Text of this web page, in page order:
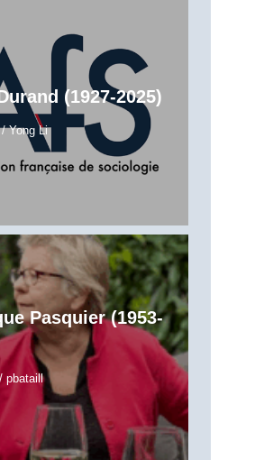
(1927-2025)
Yong Li
Pasquier (1953-
/ pbataill